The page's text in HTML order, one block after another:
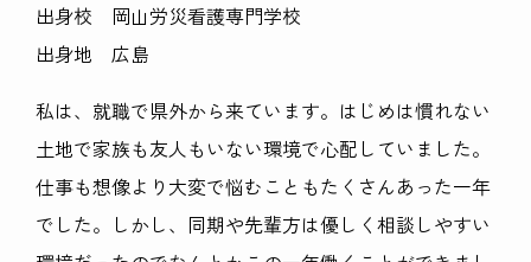
出身校 岡山労災看護専門学校
出身地 広島
私は、就職で県外から来ています。はじめは慣れない
土地で家族も友人もいない環境で心配していました。
仕事も想像より大変で悩むこともたくさんあった一年
でした。しかし、同期や先輩方は優しく相談しやすい